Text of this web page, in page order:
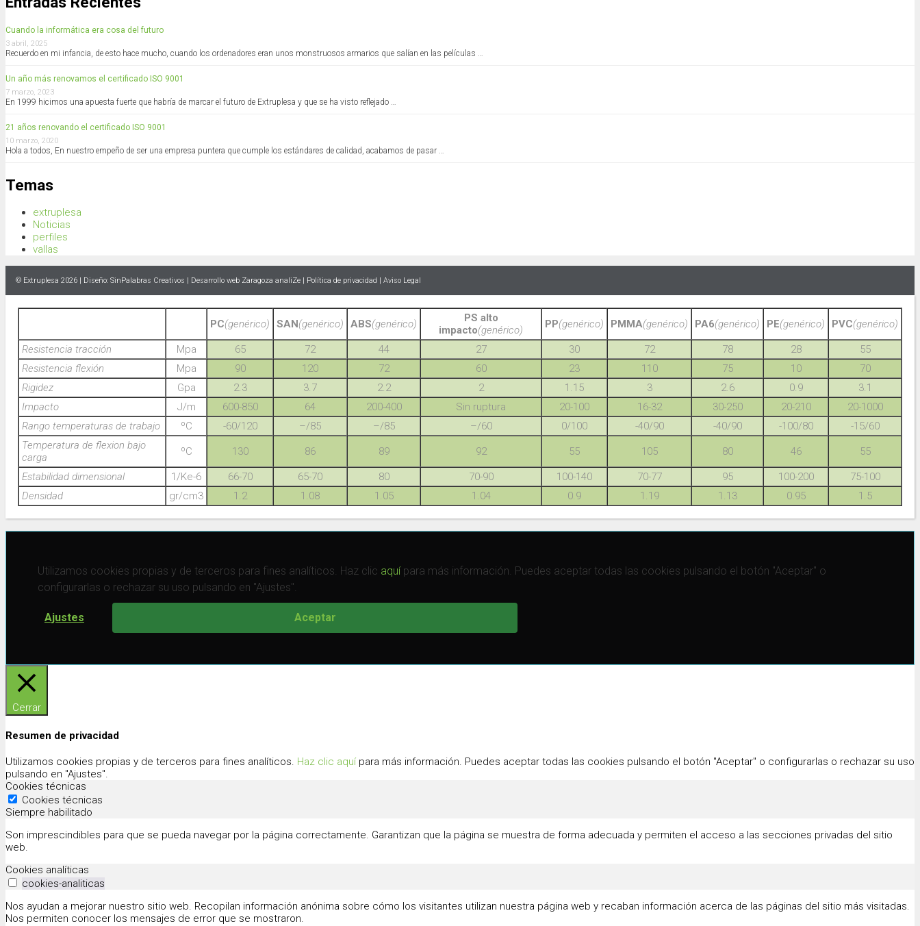
Cuando la informática era cosa del futuro
3 abril, 2025
Recuerdo en mi infancia, de esto hace mucho, cuando los ordenadores eran unos monstruosos armarios que salían en las películas …
Un año más renovamos el certificado ISO 9001
7 marzo, 2023
En 1999 hicimos una apuesta fuerte que habría de marcar el futuro de Extruplesa y que se ha visto reflejado …
21 años renovando el certificado ISO 9001
10 marzo, 2020
Hola a todos, En nuestro empeño de ser una empresa puntera que cumple los estándares de calidad, acabamos de pasar …
Temas
extruplesa
Noticias
perfiles
vallas
© Extruplesa 2026 | Diseño: SinPalabras Creativos Desarrollo web Zaragoza analiZe | Política de privacidad Aviso Legal
PC(genérico) SAN (genérico) ABS(genérico)
PS alto
impacto(genérico) PP(genérico) PMMA(genérico) PA6(genérico) PE(genérico) PVC(genérico)
Resistencia tracción Mpa 65 72 44 27 30 72 78 28
55
Resistencia flexión
Mpa 90 120 72 60 23 110 75 10
70
Rigidez
Gpa 2.3 3.7 2.2 2 1.15 3 2.6 0.9
3.1
Impacto
J/m 600-850 64 200-400 Sin ruptura 20-100 16-32 30-250 20-210
20-1000
Rango temperaturas de trabajo
ºC -60/120 –/85 –/85 –/60 0/100 -40/90 -40/90 -100/80
-15/60
Temperatura de flexion bajo
carga
ºC 130 86 89 92 55 105 80 46 55
Estabilidad dimensional 1/Ke-6 66-70 65-70 80 70-90 100-140 70-77 95 100-200
75-100
Densidad
gr/cm3 1.2 1.08 1.05 1.04 0.9 1.19 1.13 0.95 1.5
Utilizamos cookies propias y de terceros para fines analíticos. Haz clic aquípara más información. Puedes aceptar todas las cookies pulsando el botón "Aceptar" o
configurarlas o rechazar su uso pulsando en "Ajustes".
Ajustes Aceptar
Cerrar
Resumen de privacidad
Utilizamos cookies propias y de terceros para fines analíticos. Haz clic aquí para más información. Puedes aceptar todas las cookies pulsando el botón "Aceptar" o configurarlas o rechazar su uso
pulsando en "Ajustes".
Cookies técnicas
Cookies técnicas
Siempre habilitado
Son imprescindibles para que se pueda navegar por la página correctamente. Garantizan que la página se muestra de forma adecuada y permiten el acceso a las secciones privadas del sitio
web.
Cookies analíticas
cookies-analiticas
Nos ayudan a mejorar nuestro sitio web. Recopilan información anónima sobre cómo los visitantes utilizan nuestra página web y recaban información acerca de las páginas del sitio más visitadas.
Nos permiten conocer los mensajes de error que se mostraron.